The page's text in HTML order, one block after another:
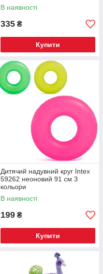
В наявності
335 ₴
Купити
Дитячий надувний круг Intex
59262 неоновий 91 см 3
кольори
В наявності
199 ₴
Купити